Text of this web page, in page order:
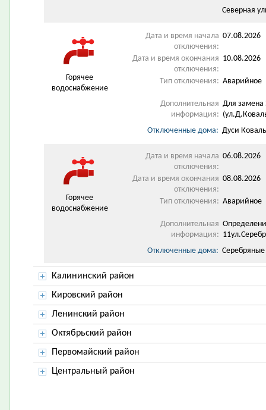
Северная
Горячее
водоснабжение
Дата и время начала
отключения:
07.08.2026
Дата и время окончания
отключения:
10.08.2026
Тип отключения: Аварийное
Дополнительная
информация:
Для замена
Отключенные дома: Дуси
Горячее
водоснабжение
Дата и время начала
отключения:
06.08.2026
Дата и время окончания
отключения:
08.08.2026
Тип отключения: Аварийное
Дополнительная
информация:
Отключенные дома:
Калининский район
Кировский район
Ленинский район
Октябрьский район
Первомайский район
Центральный район